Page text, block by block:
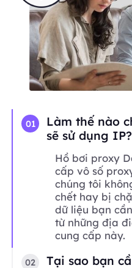
01
Làm thế nào
sẽ sử dụng IP?
Hồ bơi proxy
cấp vô số
chúng tôi
chết hay bị
dữ liệu bạn
từ những địa
cung cấp này.
02 Tại sao bạn